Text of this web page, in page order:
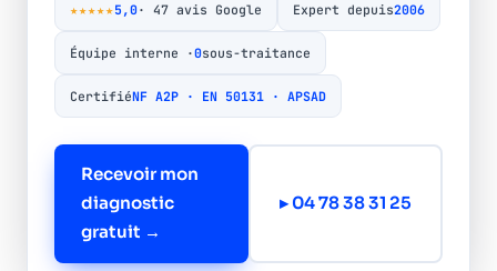
★★★★★5,0· 47 avis Google Expert depuis2006
Équipe interne ·0sous-traitance
CertifiéNF A2P · EN 50131 · APSAD
Recevoir mon
diagnostic
gratuit →
▸ 04 78 38 31 25